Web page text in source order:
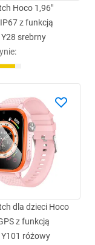
Hoco 1,96"
z funkcją
srebrny
:
dla dzieci Hoco
z funkcją
różowy